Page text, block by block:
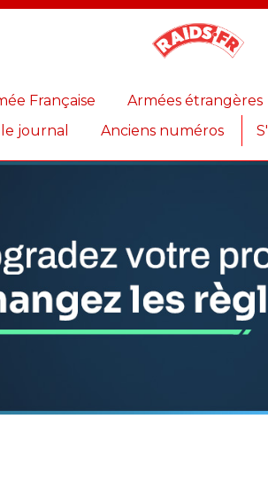
Française Armées étrangères
journal
Anciens numéros